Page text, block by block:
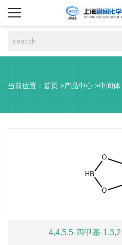
当前位置： 首页 >产品中心 >中间体
4,4,5,5-四甲基-